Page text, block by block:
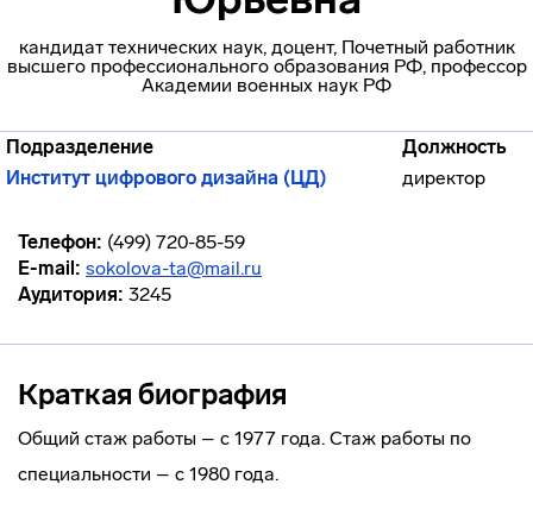
кандидат технических наук, доцент, Почетный работник
высшего профессионального образования РФ, профессор
Академии военных наук РФ
Подразделение
Должность
Институт цифрового дизайна (ЦД)
директор
Телефон: (499) 720-85-59
E-mail: sokolova-ta@mail.ru
Аудитория: 3245
Краткая биография
Общий стаж работы – с 1977 года. Стаж работы по
специальности – с 1980 года.